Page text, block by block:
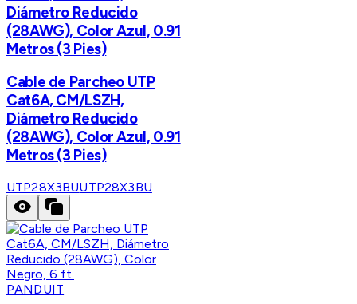
Diámetro Reducido
(28AWG), Color Azul, 0.91
Metros (3 Pies)
Cable de Parcheo UTP
Cat6A, CM/LSZH,
Diámetro Reducido
(28AWG), Color Azul, 0.91
Metros (3 Pies)
UTP28X3BUUTP28X3BU
PANDUIT